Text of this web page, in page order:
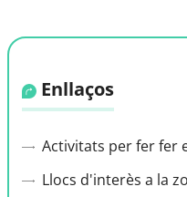
Enllaços
Activitats per fer fer
Llocs d'interès a la